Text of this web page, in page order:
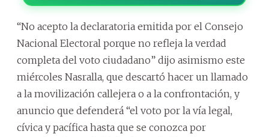
“No acepto la declaratoria emitida por el Consejo
Nacional Electoral porque no refleja la verdad
completa del voto ciudadano” dijo asimismo este
miércoles Nasralla, que descartó hacer un llamado
a la movilización callejera o a la confrontación, y
anuncio que defenderá “el voto por la vía legal,
cívica y pacífica hasta que se conozca por